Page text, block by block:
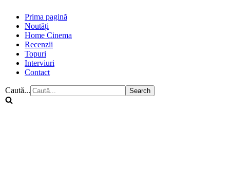
Prima pagină
Noutăți
Home Cinema
Recenzii
Topuri
Interviuri
Contact
Caută...